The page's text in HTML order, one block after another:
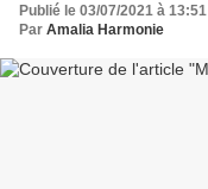
Publié le 03/07/2021 à 13:51
Par Amalia Harmonie